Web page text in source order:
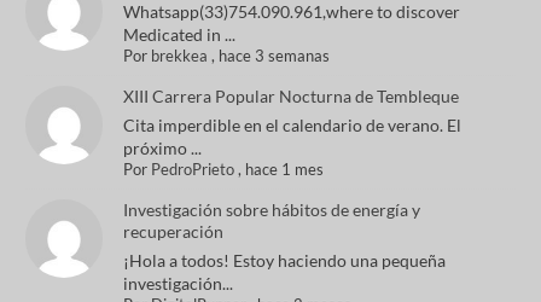
Whatsapp(33)754.090.961,where to discover
Medicated in ...
Por brekkea , hace 3 semanas
XIII Carrera Popular Nocturna de Tembleque
Cita imperdible en el calendario de verano. El
próximo ...
Por PedroPrieto, hace 1 mes
Investigación sobre hábitos de energía y
recuperación
¡Hola a todos! Estoy haciendo una pequeña
investigación...